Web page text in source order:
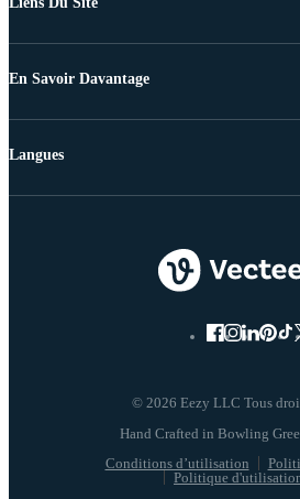
En Savoir Davantage
© 2026 Eezy LLC Tous
Conditions d’utilisation
Politique
Langues